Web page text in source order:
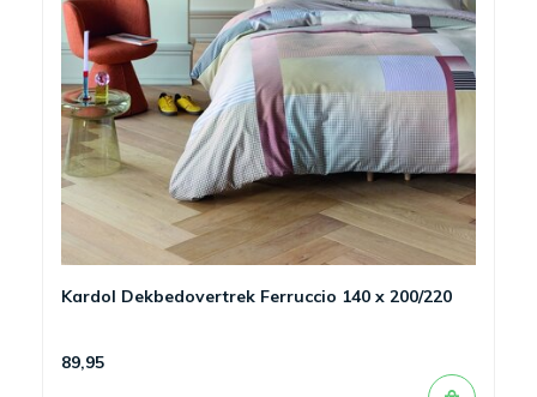
Kardol Dekbedovertrek Ferruccio 140 x 200/220
89,95